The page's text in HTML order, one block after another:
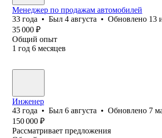
Менеджер по продажам автомобилей
33 года • Был 4 августа • Обновлено 13
35 000 ₽
Общий опыт
1 год 6 месяцев
Инженер
43 года • Был 6 августа • Обновлено 7
150 000 ₽
Рассматривает предложения